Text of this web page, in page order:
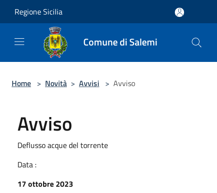
Regione Sicilia
Comune di Salemi
Home > Novità > Avvisi > Avviso
Avviso
Deflusso acque del torrente
Data :
17 ottobre 2023